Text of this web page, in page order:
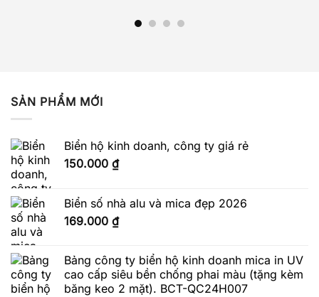
SẢN PHẨM MỚI
Biển hộ kinh doanh, công ty giá rẻ
150.000 ₫
Biển số nhà alu và mica đẹp 2026
169.000 ₫
Bảng công ty biển hộ kinh doanh mica in UV
cao cấp siêu bền chống phai màu (tặng kèm
băng keo 2 mặt). BCT-QC24H007